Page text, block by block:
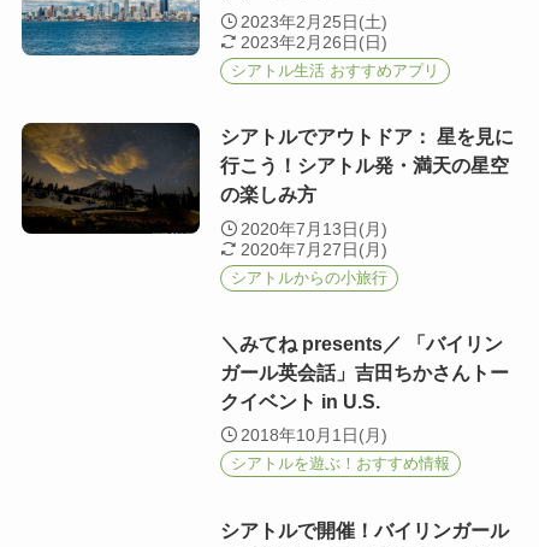
2023年2月25日(土)
2023年2月26日(日)
シアトル生活 おすすめアプリ
シアトルでアウトドア： 星を見に
行こう！シアトル発・満天の星空
の楽しみ方
2020年7月13日(月)
2020年7月27日(月)
シアトルからの小旅行
＼みてね presents／ 「バイリン
ガール英会話」吉田ちかさんトー
クイベント in U.S.
2018年10月1日(月)
シアトルを遊ぶ！おすすめ情報
シアトルで開催！バイリンガール